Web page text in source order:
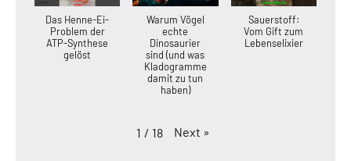
Das Henne-Ei-
Problem der
ATP-Synthese
gelöst
Warum Vögel
echte
Dinosaurier
sind (und was
Kladogramme
damit zu tun
haben)
Sauerstoff:
Vom Gift zum
Lebenselixier
1 / 18 Next »